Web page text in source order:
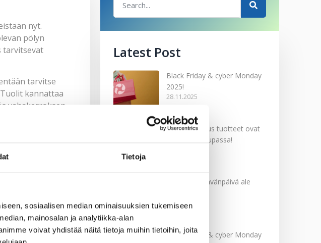
Tietoja
sosiaalisen median ominaisuuksien tukemiseen
mainosalan ja analytiikka-alan
voivat yhdistää näitä tietoja muihin tietoihin, joita
nyt.
pölyn
tarvitsevat
tarvitse
kannattaa
vahakerroksen.
Suojaus estää
kuin sivellen
homepesulla.
ovat pian
Latest Post
Black Friday & cyber Monday
2025!
28.11.2025
Kevään uutuus tuotteet ovat
nyt verkkokaupassa!
Softcare Ystävänpäivä ale
Black Friday & cyber Monday